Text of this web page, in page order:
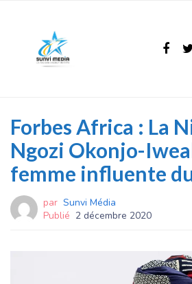
Forbes Africa : La
Ngozi Okonjo-
femme influente
par Sunvi Média
Publié 2 décembre 2020